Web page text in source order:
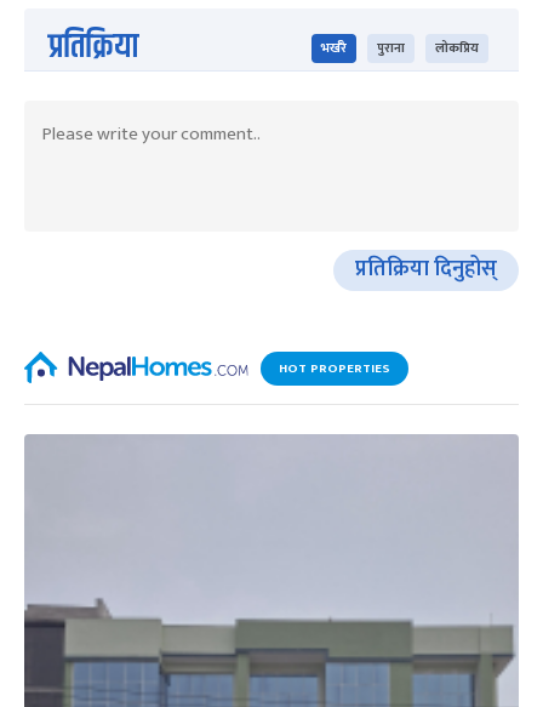
प्रतिक्रिया भर्खरै पुराना लोकप्रिय
प्रतिक्रिया दिनुहोस्
HOT PROPERTIES